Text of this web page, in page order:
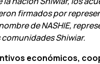
firmados por
de NASHIE,
Shiwiar.
económicos,